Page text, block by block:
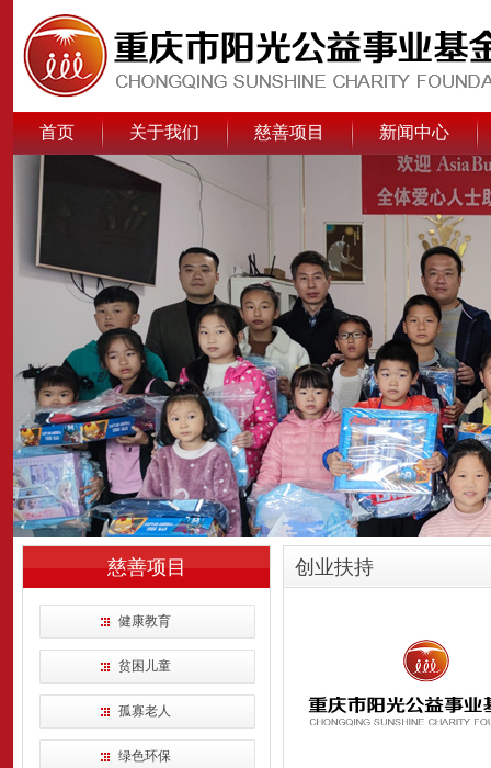
首页 关于我们 慈善项目 新闻中心
慈善项目
健康教育
贫困儿童
孤寡老人
绿色环保
创业扶持